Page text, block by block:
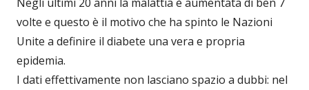
volte e questo è il motivo che ha spinto le Nazioni
Unite a definire il diabete una vera e propria
epidemia.
I dati effettivamente non lasciano spazio a dubbi: nel